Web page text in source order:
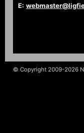
E:
© Copyright 2009-2026